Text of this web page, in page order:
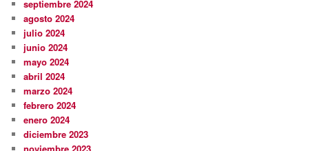
septiembre 2024
agosto 2024
julio 2024
junio 2024
mayo 2024
abril 2024
marzo 2024
febrero 2024
enero 2024
diciembre 2023